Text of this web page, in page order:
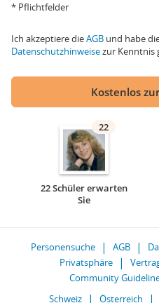
* Pflichtfelder
Ich akzeptiere dieAGB und habe
Datenschutzhinweisezur Kenntnis
Kostenlos
22
22 Schüler erwarten
Sie
Personensuche AGB
Privatsphäre
Community
Schweiz
Österreich